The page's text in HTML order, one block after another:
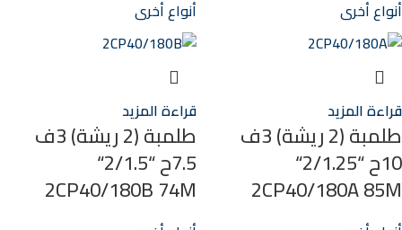
أنواع أخرى أنواع أخرى
قراءة المزيد
طلمبة (2 ريشة) 3ف
10ح “2/1.25“
2CP40/180A 85M
قراءة المزيد
طلمبة (2 ريشة) 3ف
7.5ح “2/1.5“
2CP40/180B 74M